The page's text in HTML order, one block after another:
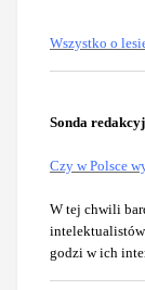
Wszystko o
Sonda
Czy w Polsce
W tej chwili
godzi w ich